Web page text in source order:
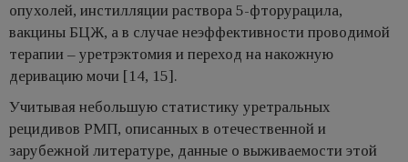
опухолей, инстилляции раствора 5-фторурацила,
вакцины БЦЖ, а в случае неэффективности проводимой
терапии – уретрэктомия и переход на накожную
деривацию мочи [14, 15].
Учитывая небольшую статистику уретральных
рецидивов РМП, описанных в отечественной и
зарубежной литературе, данные о выживаемости этой